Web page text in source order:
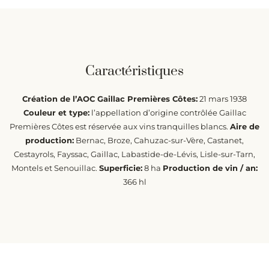
Caractéristiques
Création de l’AOC Gaillac Premières Côtes:21 mars 1938
Couleur et type:l’appellation d’origine contrôlée Gaillac
Premières Côtes est réservée aux vins tranquilles blancs. Aire de
production: Bernac, Broze, Cahuzac-sur-Vère, Castanet,
Cestayrols, Fayssac, Gaillac, Labastide-de-Lévis, Lisle-sur-Tarn,
Montels et Senouillac. Superficie:8 ha Production de vin / an:
366 hl